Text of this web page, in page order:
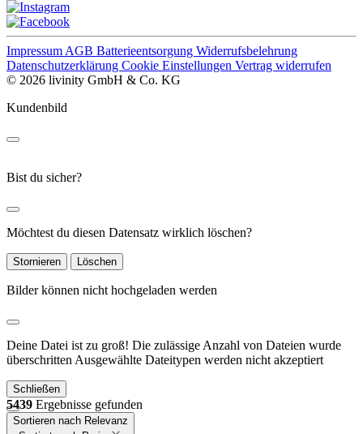
Impressum AGB Batterieentsorgung Widerrufsbelehrung
Datenschutzerklärung Cookie Einstellungen Vertrag widerrufen
© 2026 livinity GmbH & Co. KG
Kundenbild
Bist du sicher?
Möchtest du diesen Datensatz wirklich löschen?
Stornieren Löschen
Bilder können nicht hochgeladen werden
Deine Datei ist zu groß! Die zulässige Anzahl von Dateien wurde
überschritten Ausgewählte Dateitypen werden nicht akzeptiert
Schließen
5439 Ergebnisse gefunden
Sortieren nach Relevanz